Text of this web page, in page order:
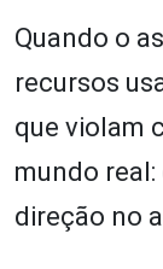
Quando o
recursos
que violam
mundo
direção no